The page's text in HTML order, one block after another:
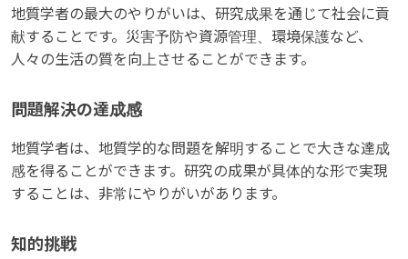
地質学者の最大のやりがいは、研究成果を通じて社会に貢
献することです。災害予防や資源管理、環境保護など、
人々の生活の質を向上させることができます。
問題解決の達成感
地質学者は、地質学的な問題を解明することで大きな達成
感を得ることができます。研究の成果が具体的な形で実現
することは、非常にやりがいがあります。
知的挑戦